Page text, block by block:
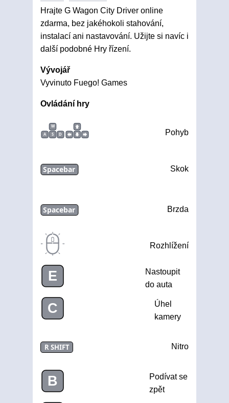
Hrajte G Wagon City Driver online
zdarma, bez jakéhokoli stahování,
instalací ani nastavování. Užijte si navíc i
další podobné Hry řízení.
Vývojář
Vyvinuto Fuego! Games
Ovládání hry
W
A
S D Pohyb
Spacebar Skok
Spacebar Brzda
Rozhlížení
E
Nastoupit
do auta
C
Úhel
kamery
R SHIFT Nitro
B
Podívat se
zpět